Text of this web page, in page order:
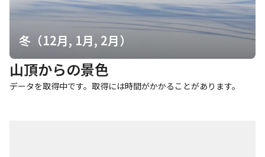
冬（12月, 1月, 2月）
山頂からの景色
データを取得中です。取得には時間がかかることがあります。